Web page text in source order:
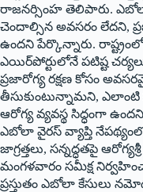
రాజనర్సింహ తెలిపారు.
చెందాల్సిన అవసరం లేదని,
ఉందని పేర్కొన్నారు.
ఎయిర్‌పోర్టులోనే పటిష్ట
ప్రజారోగ్య రక్షణ కోసం
తీసుకుంటున్నామని, ఎలాంటి
ఆరోగ్య వ్యవస్థ సిద్ధంగా
ఎబోలా వైరస్ వ్యాప్తి
జాగ్రత్తలు, సన్నద్ధతపై
మంగళవారం సమీక్ష
ప్రస్తుతం ఎబోలా కేసులు